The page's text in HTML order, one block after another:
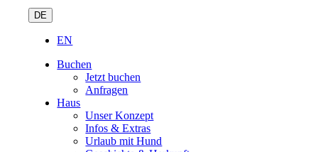
DE
EN
Buchen
Jetzt buchen
Anfragen
Haus
Unser Konzept
Infos & Extras
Urlaub mit Hund